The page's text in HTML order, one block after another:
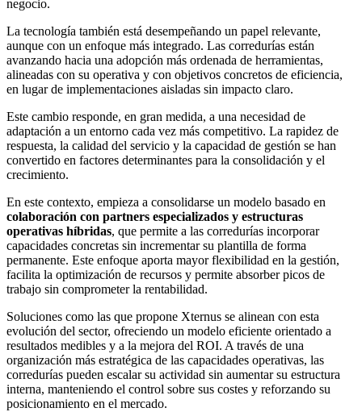
negocio.
La tecnología también está desempeñando un papel relevante,
aunque con un enfoque más integrado. Las corredurías están
avanzando hacia una adopción más ordenada de herramientas,
alineadas con su operativa y con objetivos concretos de eficiencia,
en lugar de implementaciones aisladas sin impacto claro.
Este cambio responde, en gran medida, a una necesidad de
adaptación a un entorno cada vez más competitivo. La rapidez de
respuesta, la calidad del servicio y la capacidad de gestión se han
convertido en factores determinantes para la consolidación y el
crecimiento.
En este contexto, empieza a consolidarse un modelo basado en
colaboración con partners especializados y estructuras
operativas híbridas, que permite a las corredurías incorporar
capacidades concretas sin incrementar su plantilla de forma
permanente. Este enfoque aporta mayor flexibilidad en la gestión,
facilita la optimización de recursos y permite absorber picos de
trabajo sin comprometer la rentabilidad.
Soluciones como las que propone Xternus se alinean con esta
evolución del sector, ofreciendo un modelo eficiente orientado a
resultados medibles y a la mejora del ROI. A través de una
organización más estratégica de las capacidades operativas, las
corredurías pueden escalar su actividad sin aumentar su estructura
interna, manteniendo el control sobre sus costes y reforzando su
posicionamiento en el mercado.